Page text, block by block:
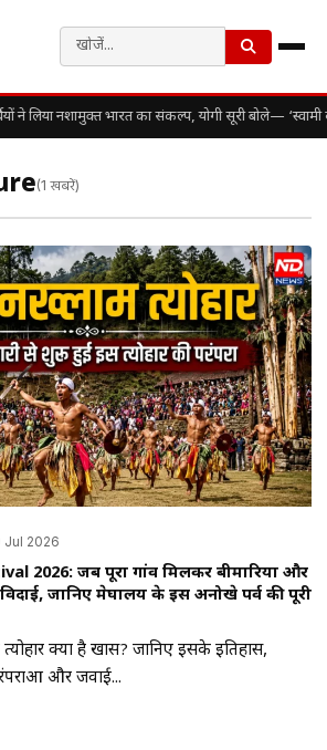
ने लिया नशामुक्त भारत का संकल्प, योगी सूरी बोले—
(1 खबरें)
Jul 2026
2026: जब पूरा गांव मिलकर बीमारियों और
जानिए मेघालय के इस अनोखे पर्व की पूरी
क्यों है खास? जानिए इसके इतिहास,
और जवाई...